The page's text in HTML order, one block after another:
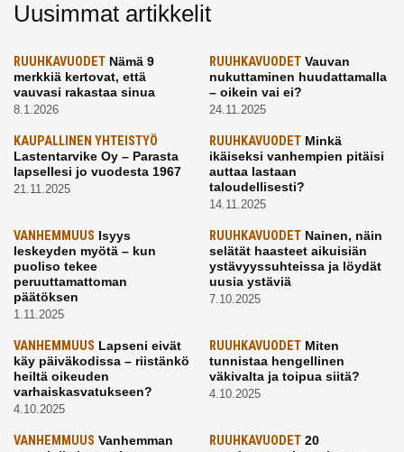
Uusimmat artikkelit
RUUHKAVUODET Nämä 9
merkkiä kertovat, että
vauvasi rakastaa sinua
8.1.2026
RUUHKAVUODETVauvan
nukuttaminen huudattamalla
– oikein vai ei?
24.11.2025
KAUPALLINEN YHTEISTYÖ
Lastentarvike Oy – Parasta
lapsellesi jo vuodesta 1967
21.11.2025
RUUHKAVUODETMinkä
ikäiseksi vanhempien pitäisi
auttaa lastaan
taloudellisesti?
14.11.2025
VANHEMMUUS Isyys
leskeyden myötä – kun
puoliso tekee
peruuttamattoman
päätöksen
1.11.2025
RUUHKAVUODETNainen, näin
selätät haasteet aikuisiän
ystävyyssuhteissa ja löydät
uusia ystäviä
7.10.2025
VANHEMMUUS Lapseni eivät
käy päiväkodissa – riistänkö
heiltä oikeuden
varhaiskasvatukseen?
4.10.2025
RUUHKAVUODETMiten
tunnistaa hengellinen
väkivalta ja toipua siitä?
4.10.2025
VANHEMMUUS Vanhemman
RUUHKAVUODET20